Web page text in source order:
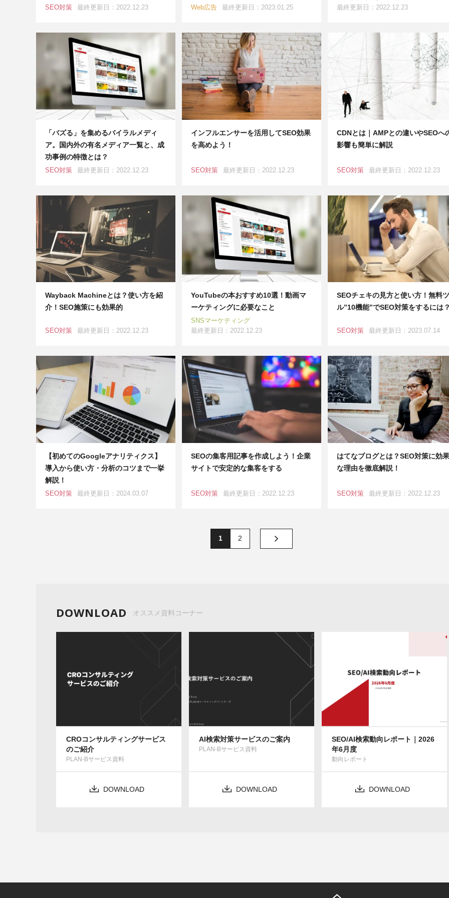
SEO対策 最終更新日：2022.12.23 Web広告 最終更新日：2023.01.25
最終更新日：2022.12.23
「バズる」を集めるバイラルメディ
ア。国内外の有名メディア一覧と、成
功事例の特徴とは？
SEO対策 最終更新日：2022.12.23
インフルエンサーを活用してSEO効果
を高めよう！
SEO対策 最終更新日：2022.12.23
CDNとは｜AMPとの違いやSEOへ
影響も簡単に解説
SEO対策 最終更新日：2022.12.23
Wayback Machineとは？使い方を紹
介！SEO施策にも効果的
SEO対策 最終更新日：2022.12.23
YouTubeの本おすすめ10選！動画マ
ーケティングに必要なこと
SNSマーケティング
最終更新日：2022.12.23
SEOチェキの見方と使い方！無料
ル”10機能”でSEO対策をするには
SEO対策 最終更新日：2023.07.14
【初めてのGoogleアナリティクス】
導入から使い方・分析のコツまで一挙
解説！
SEO対策 最終更新日：2024.03.07
SEOの集客用記事を作成しよう！企業
サイトで安定的な集客をする
SEO対策 最終更新日：2022.12.23
はてなブログとは？SEO対策に効
な理由を徹底解説！
SEO対策 最終更新日：2022.12.23
1 2
DOWNLOAD オススメ資料コーナー
CROコンサルティングサービス
のご紹介
PLAN-Bサービス資料
DOWNLOAD
AI検索対策サービスのご案内
PLAN-Bサービス資料
DOWNLOAD
SEO/AI検索動向レポート｜2026
年6月度
動向レポート
DOWNLOAD